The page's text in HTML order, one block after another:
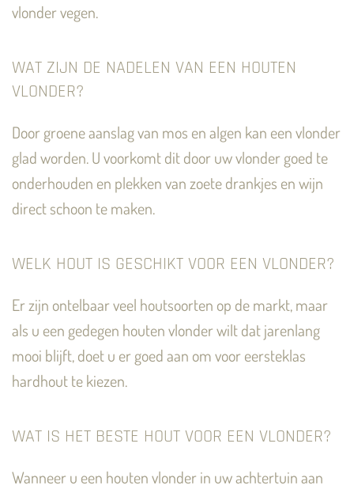
vlonder vegen.
WAT ZIJN DE NADELEN VAN EEN HOUTEN
VLONDER?
Door groene aanslag van mos en algen kan een vlonder
glad worden. U voorkomt dit door uw vlonder goed te
onderhouden en plekken van zoete drankjes en wijn
direct schoon te maken.
WELK HOUT IS GESCHIKT VOOR EEN VLONDER?
Er zijn ontelbaar veel houtsoorten op de markt, maar
als u een gedegen houten vlonder wilt dat jarenlang
mooi blijft, doet u er goed aan om voor eersteklas
hardhout te kiezen.
WAT IS HET BESTE HOUT VOOR EEN VLONDER?
Wanneer u een houten vlonder in uw achtertuin aan